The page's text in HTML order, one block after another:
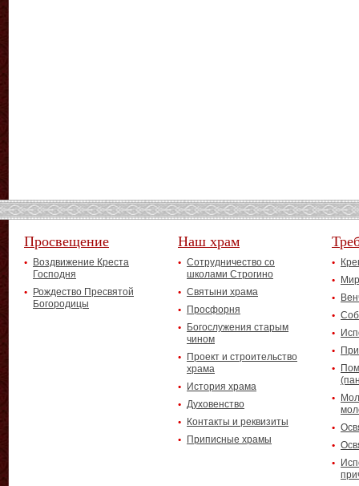
Просвещение
Воздвижение Креста
Господня
Рождество Пресвятой
Богородицы
Наш храм
Сотрудничество со
школами Строгино
Святыни храма
Просфорня
Богослужения старым
чином
Проект и строительство
храма
История храма
Духовенство
Контакты и реквизиты
Приписные храмы